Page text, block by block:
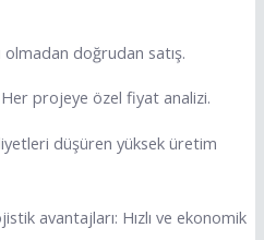
olmadan doğrudan satış.
projeye özel fiyat analizi.
düşüren yüksek üretim
avantajları: Hızlı ve ekonomik